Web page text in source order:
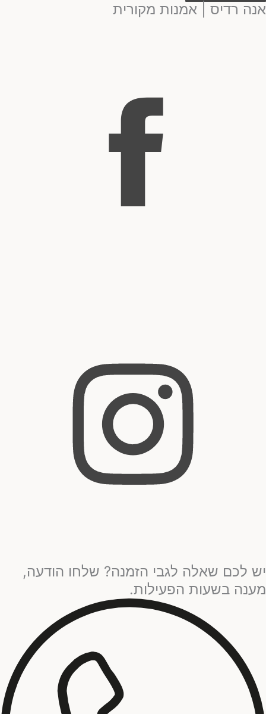
אנה רדיס | אמנות מקורית
יש לכם שאלה לגבי הזמנה? שלחו הודעה,
מענה בשעות הפעילות.